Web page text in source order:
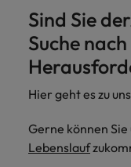
Sind Sie
Suche
Hier geht es zu
Gerne können
Lebenslauf